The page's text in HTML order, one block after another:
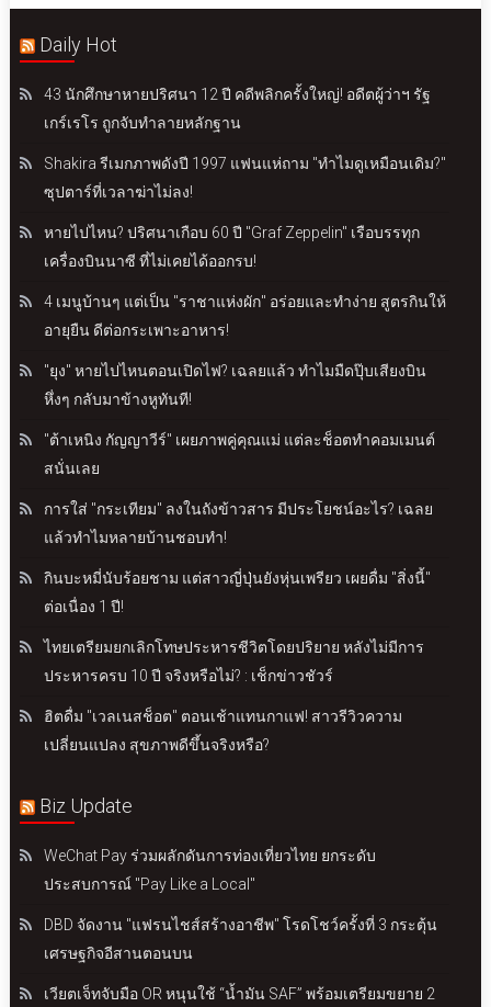
Daily Hot
43 นักศึกษาหายปริศนา 12 ปี คดีพลิกครั้งใหญ่! อดีตผู้ว่าฯ รัฐ
เกร์เรโร ถูกจับทำลายหลักฐาน
Shakira รีเมกภาพดังปี 1997 แฟนแห่ถาม "ทำไมดูเหมือนเดิม?"
ซุปตาร์ที่เวลาฆ่าไม่ลง!
หายไปไหน? ปริศนาเกือบ 60 ปี "Graf Zeppelin" เรือบรรทุก
เครื่องบินนาซี ที่ไม่เคยได้ออกรบ!
4 เมนูบ้านๆ แต่เป็น "ราชาแห่งผัก" อร่อยและทำง่าย สูตรกินให้
อายุยืน ดีต่อกระเพาะอาหาร!
"ยุง" หายไปไหนตอนเปิดไฟ? เฉลยแล้ว ทำไมมืดปุ๊บเสียงบิน
หึ่งๆ กลับมาข้างหูทันที!
"ต้าเหนิง กัญญาวีร์" เผยภาพคู่คุณแม่ แต่ละช็อตทำคอมเมนต์
สนั่นเลย
การใส่ "กระเทียม" ลงในถังข้าวสาร มีประโยชน์อะไร? เฉลย
แล้วทำไมหลายบ้านชอบทำ!
กินบะหมี่นับร้อยชาม แต่สาวญี่ปุ่นยังหุ่นเพรียว เผยดื่ม "สิ่งนี้"
ต่อเนื่อง 1 ปี!
ไทยเตรียมยกเลิกโทษประหารชีวิตโดยปริยาย หลังไม่มีการ
ประหารครบ 10 ปี จริงหรือไม่? : เช็กข่าวชัวร์
ฮิตดื่ม "เวลเนสช็อต" ตอนเช้าแทนกาแฟ! สาวรีวิวความ
เปลี่ยนแปลง สุขภาพดีขึ้นจริงหรือ?
Biz Update
WeChat Pay ร่วมผลักดันการท่องเที่ยวไทย ยกระดับ
ประสบการณ์ "Pay Like a Local"
DBD จัดงาน "แฟรนไชส์สร้างอาชีพ" โรดโชว์ครั้งที่ 3 กระตุ้น
เศรษฐกิจอีสานตอนบน
เวียตเจ็ทจับมือ OR หนุนใช้ “น้ำมัน SAF” พร้อมเตรียมขยาย 2